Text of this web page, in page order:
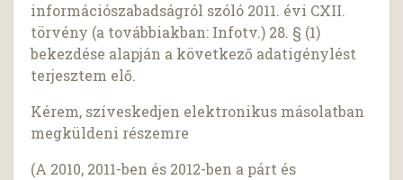
információszabadságról szóló 2011. évi CXII.
törvény (a továbbiakban: Infotv.) 28. § (1)
bekezdése alapján a következő adatigénylést
terjesztem elő.
Kérem, szíveskedjen elektronikus másolatban
megküldeni részemre
(A 2010, 2011-ben és 2012-ben a párt és